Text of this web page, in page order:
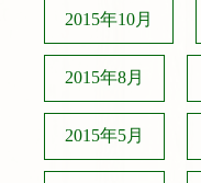
2015年10月
2015年8月
2015年5月